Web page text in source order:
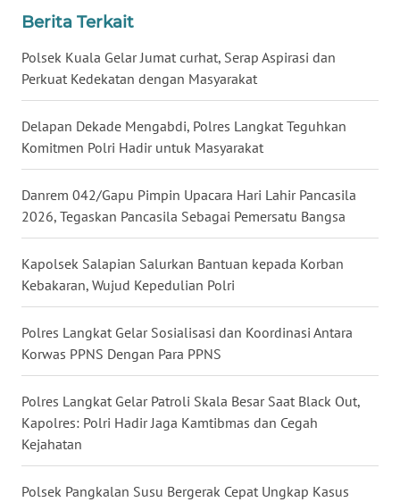
Berita Terkait
Polsek Kuala Gelar Jumat curhat, Serap Aspirasi dan
Perkuat Kedekatan dengan Masyarakat
Delapan Dekade Mengabdi, Polres Langkat Teguhkan
Komitmen Polri Hadir untuk Masyarakat
Danrem 042/Gapu Pimpin Upacara Hari Lahir Pancasila
2026, Tegaskan Pancasila Sebagai Pemersatu Bangsa
Kapolsek Salapian Salurkan Bantuan kepada Korban
Kebakaran, Wujud Kepedulian Polri
Polres Langkat Gelar Sosialisasi dan Koordinasi Antara
Korwas PPNS Dengan Para PPNS
Polres Langkat Gelar Patroli Skala Besar Saat Black Out,
Kapolres: Polri Hadir Jaga Kamtibmas dan Cegah
Kejahatan
Polsek Pangkalan Susu Bergerak Cepat Ungkap Kasus
WN
MALUKU
WN
TOBA
NIAS
WN
LANGKAT
WN
TAPANULI
SELATAN